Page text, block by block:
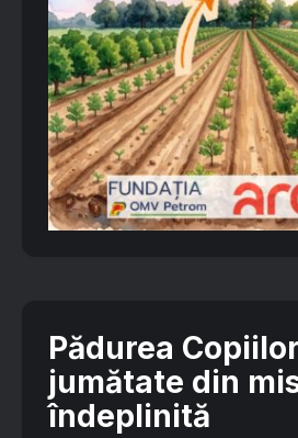
Pădurea Copiilor
jumătate din
îndeplinită